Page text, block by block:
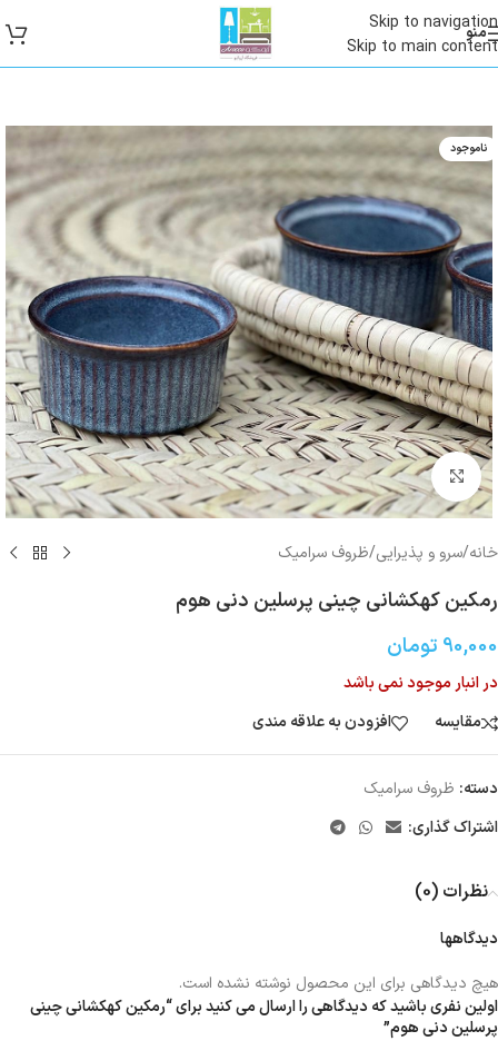
Skip to navigation
Skip to main content
منو
ناموجود
بزرگنمایی تصویر
خانه/سرو و پذیرایی/ظروف سرامیک
رمکین کهکشانی چینی پرسلین دنی هوم
90,000 تومان
در انبار موجود نمی باشد
مقایسه
افزودن به علاقه مندی
دسته: ظروف سرامیک
اشتراک گذاری:
نظرات (0)
دیدگاهها
هیچ دیدگاهی برای این محصول نوشته نشده است.
اولین نفری باشید که دیدگاهی را ارسال می کنید برای “رمکین کهکشانی چینی
پرسلین دنی هوم”